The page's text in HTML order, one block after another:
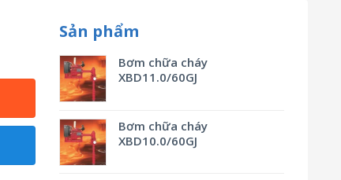
Sản phẩm
Bơm chữa cháy
XBD11.0/60GJ
Bơm chữa cháy
XBD10.0/60GJ